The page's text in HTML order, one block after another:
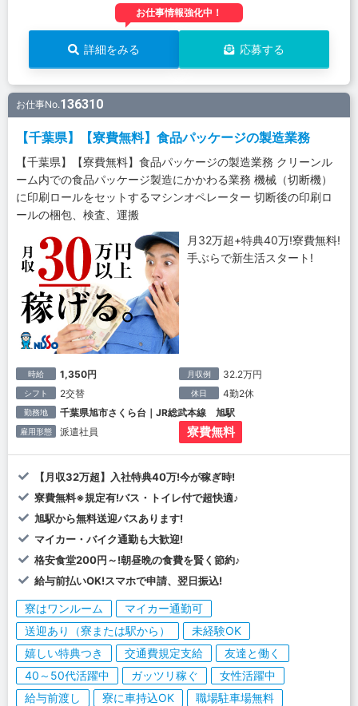
お仕事情報強化中！
詳細をみる 応募する
お仕事No.136310
【千葉県】【寮費無料】食品パッケージの製造業務
【千葉県】【寮費無料】食品パッケージの製造業務 クリーンル
ーム内での食品パッケージ製造にかかわる業務 機械（切断機）
に印刷ロールをセットするマシンオペレーター 切断後の印刷ロ
ールの梱包、検査、運搬
月32万超+特典40万!寮費無料!
手ぶらで新生活スタート!
時給 1,350円 月収例 32.2万円
シフト 2交替 休日 4勤2休
勤務地 千葉県旭市さくら台｜JR総武本線 旭駅
雇用形態 派遣社員 寮費無料
【月収32万超】入社特典40万!今が稼ぎ時!
寮費無料※規定有!バス・トイレ付で超快適♪
旭駅から無料送迎バスあります!
マイカー・バイク通勤も大歓迎!
格安食堂200円～!朝昼晩の食費を賢く節約♪
給与前払いOK!スマホで申請、翌日振込!
寮はワンルーム
マイカー通勤可
送迎あり（寮または駅から）
未経験OK
嬉しい特典つき
交通費規定支給
友達と働く
40～50代活躍中
ガッツリ稼ぐ
女性活躍中
給与前渡し
寮に車持込OK
職場駐車場無料